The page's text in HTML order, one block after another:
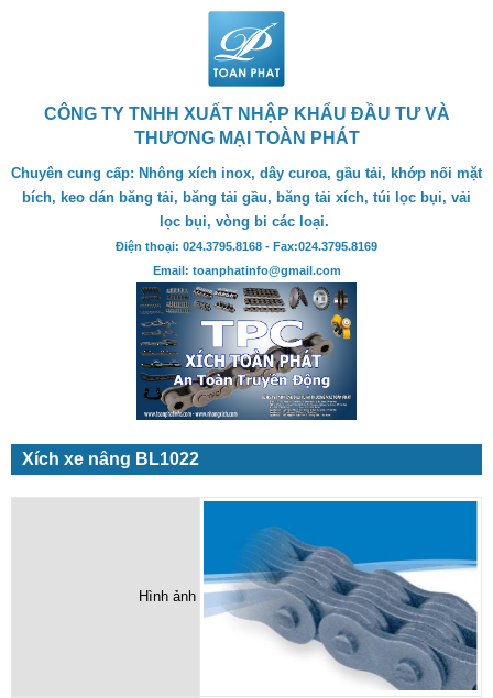
CÔNG TY TNHH XUẤT NHẬP KHẨU ĐẦU TƯ VÀ
THƯƠNG MẠI TOÀN PHÁT
Chuyên cung cấp: Nhông xích inox, dây curoa, gầu tải, khớp nối mặt
bích, keo dán băng tải, băng tải gầu, băng tải xích, túi lọc bụi, vải
lọc bụi, vòng bi các loại.
Điện thoại: 024.3795.8168 - Fax:024.3795.8169
Email: toanphatinfo@gmail.com
Xích xe nâng BL1022
Hình ảnh